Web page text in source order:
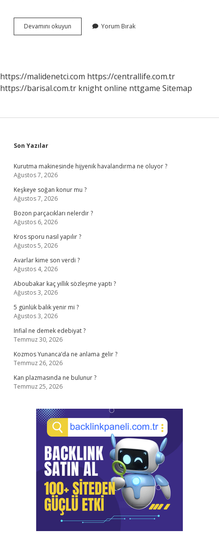
Devamını okuyun
Iyi
Yorum Bırak
https://malidenetci.com https://centrallife.com.tr
https://barisal.com.tr knight online nttgame Sitemap
Sidebar
Son Yazılar
Kurutma makinesinde hijyenik havalandırma ne oluyor ?
Ağustos 7, 2026
Keşkeye soğan konur mu ?
Ağustos 7, 2026
Bozon parçacıkları nelerdir ?
Ağustos 6, 2026
Kros sporu nasıl yapılır ?
Ağustos 5, 2026
Avarlar kime son verdi ?
Ağustos 4, 2026
Aboubakar kaç yıllık sözleşme yaptı ?
Ağustos 3, 2026
5 günlük balık yenir mi ?
Ağustos 3, 2026
Infial ne demek edebiyat ?
Temmuz 30, 2026
Kozmos Yunanca’da ne anlama gelir ?
Temmuz 26, 2026
Kan plazmasında ne bulunur ?
Temmuz 25, 2026